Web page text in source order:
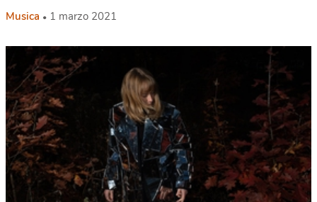
Musica 1 marzo 2021